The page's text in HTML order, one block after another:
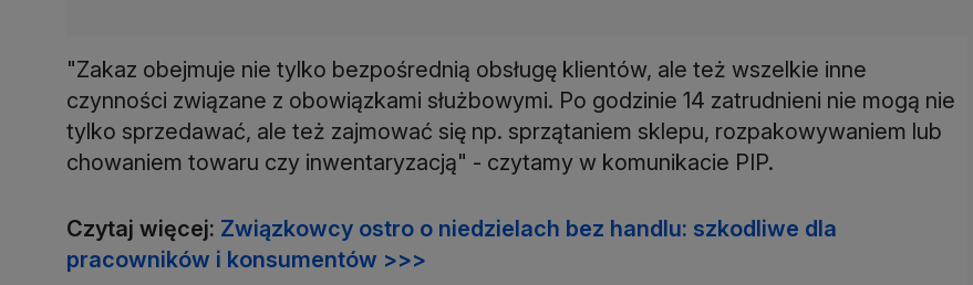
"Zakaz obejmuje nie tylko bezpośrednią obsługę klientów, ale też wszelkie inne
czynności związane z obowiązkami służbowymi. Po godzinie 14 zatrudnieni nie mogą nie
tylko sprzedawać, ale też zajmować się np. sprzątaniem sklepu, rozpakowywaniem lub
chowaniem towaru czy inwentaryzacją" - czytamy w komunikacie PIP.
Czytaj więcej: Związkowcy ostro o niedzielach bez handlu: szkodliwe dla
pracowników i konsumentów >>>